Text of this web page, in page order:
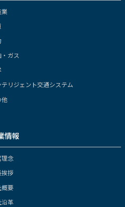
業
ガス
テリジェント交通システム
他
情報
念
挨拶
要
革